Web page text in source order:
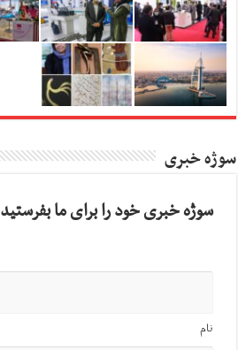
سوژه خبری
سوژه خبری خود را برای ما بفرستید
نام